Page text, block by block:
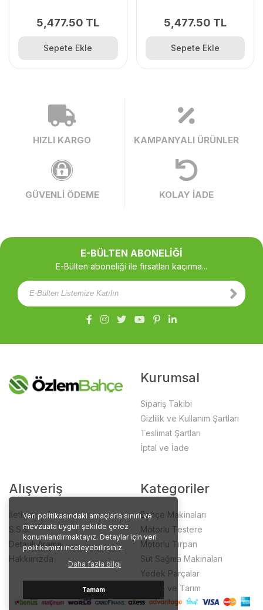
Veri politikasındaki amaçlarla sınırlı ve
mevzuata uygun şekilde çerez
konumlandırmaktayız. Detaylar için veri
politikamızı inceleyebilirsiniz.
Daha fazla bilgi
Tamam
5,477.50 TL
Sepete Ekle
5,477.50 TL
Sepete Ekle
HIZLI KARGO KAMPANYALI ÜRÜNLER
GÜVENLİ ÖDEME KOLAY İADE
E-BÜLTEN ABONELİĞİ
E-Bülten aboneliği ile fırsatları kaçırma...
Kurumsal
Sipariş Takibi
Gizlilik ve Kullanım Şartları
Teslimat Şartları
İptal ve İade
Alışveriş
İletişim
S.S.S.
Detaylı Arama
Hakkımızda
Kategoriler
Bahçe Makinaları
Motorlu Testere
Motorlu Tırpan
Süt Sağma Makinaları
Yedek Parçalar
Bahçe ve Tarım